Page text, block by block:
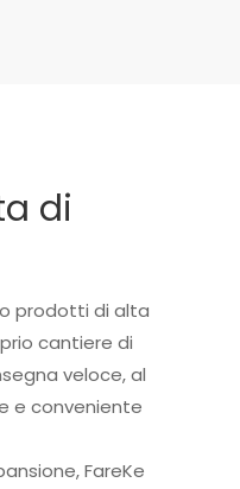
di
prodotti di alta
cantiere di
veloce, al
e conveniente
FareKe